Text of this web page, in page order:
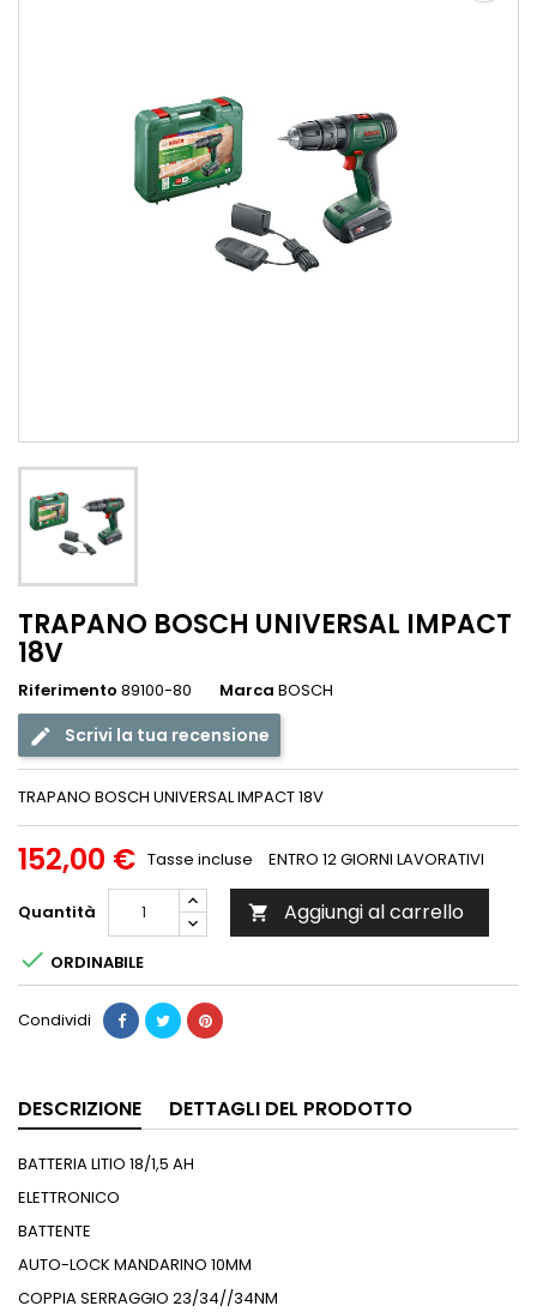
TRAPANO BOSCH UNIVERSAL IMPACT
18V
Riferimento 89100-80 Marca BOSCH
Scrivi la tua recensione
TRAPANO BOSCH UNIVERSAL IMPACT 18V
152,00 € Tasse incluse ENTRO 12 GIORNI LAVORATIVI
Quantità  Aggiungi al carrello
 ORDINABILE
Condividi
DESCRIZIONE DETTAGLI DEL PRODOTTO
BATTERIA LITIO 18/1,5 AH
ELETTRONICO
BATTENTE
AUTO-LOCK MANDARINO 10MM
COPPIA SERRAGGIO 23/34//34NM